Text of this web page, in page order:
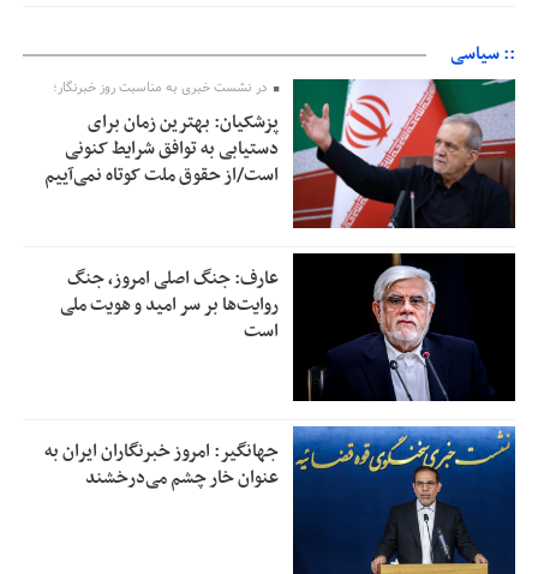
:: سیاسی
در نشست خبری به مناسبت روز خبرنگار؛
پزشکیان‌: بهترین زمان برای
دستیابی به توافق شرایط کنونی
است/از حقوق ملت کوتاه نمی‌آییم
عارف: جنگ اصلی امروز، جنگ
روایت‌ها بر سر امید و هویت ملی
است
جهانگیر: امروز خبرنگاران ایران به
عنوان خار چشم می‌درخشند